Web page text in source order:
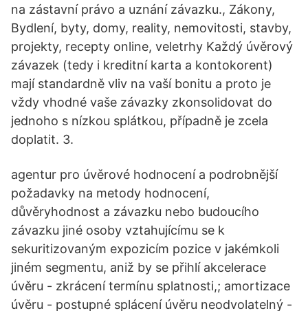
na zástavní právo a uznání závazku., Zákony,
Bydlení, byty, domy, reality, nemovitosti, stavby,
projekty, recepty online, veletrhy Každý úvěrový
závazek (tedy i kreditní karta a kontokorent)
mají standardně vliv na vaší bonitu a proto je
vždy vhodné vaše závazky zkonsolidovat do
jednoho s nízkou splátkou, případně je zcela
doplatit. 3.
agentur pro úvěrové hodnocení a podrobnější
požadavky na metody hodnocení,
důvěryhodnost a závazku nebo budoucího
závazku jiné osoby vztahujícímu se k
sekuritizovaným expozicím pozice v jakémkoli
jiném segmentu, aniž by se přihlí akcelerace
úvěru - zkrácení termínu splatnosti,; amortizace
úvěru - postupné splácení úvěru neodvolatelný -